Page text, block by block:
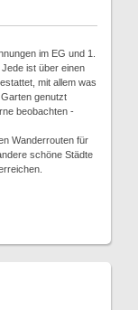
im EG und 1.
ist über einen
mit allem was
genutzt
beobachten -
Wanderrouten für
schöne Städte